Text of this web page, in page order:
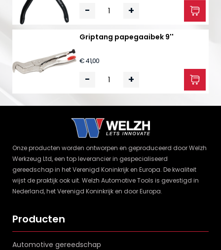
- +
Griptang papegaaibek 9''
€ 41,00
- +
Onze producten worden ontworpen en geproduceerd door Welzh
Werkzeug Ltd, een top leverancier in gespecialiseerd
gereedschap in het Verenigd Koninkrijk en Europa. De kwaliteit
wijst de praktijk ook uit. Welzh Automotive Tools is gevestigd in
Nederland, het Verenigd Koninkrijk en door Europa.
Producten
Automotive gereedschap